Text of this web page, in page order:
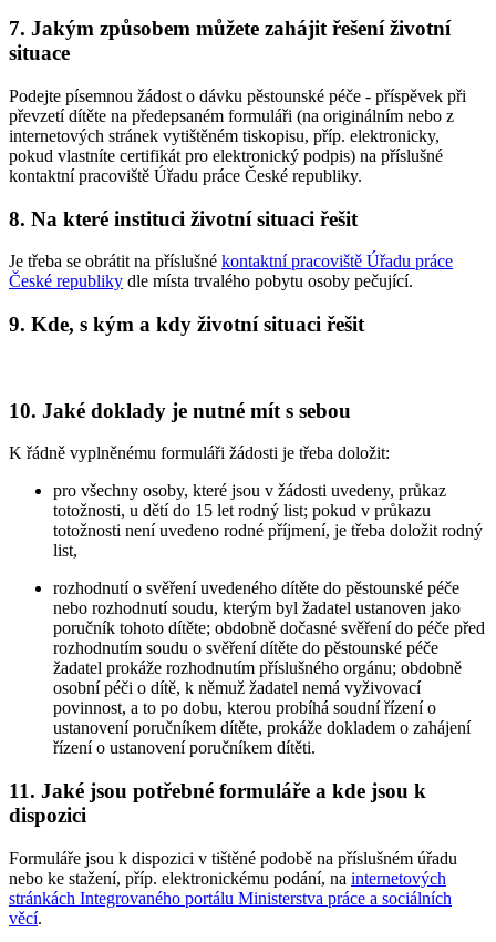
7. Jakým způsobem můžete zahájit řešení životní
situace
Podejte písemnou žádost o dávku pěstounské péče - příspěvek při
převzetí dítěte na předepsaném formuláři (na originálním nebo z
internetových stránek vytištěném tiskopisu, příp. elektronicky,
pokud vlastníte certifikát pro elektronický podpis) na příslušné
kontaktní pracoviště Úřadu práce České republiky.
8. Na které instituci životní situaci řešit
Je třeba se obrátit na příslušné kontaktní pracoviště Úřadu práce
České republiky dle místa trvalého pobytu osoby pečující.
9. Kde, s kým a kdy životní situaci řešit
10. Jaké doklady je nutné mít s sebou
K řádně vyplněnému formuláři žádosti je třeba doložit:
pro všechny osoby, které jsou v žádosti uvedeny, průkaz
totožnosti, u dětí do 15 let rodný list; pokud v průkazu
totožnosti není uvedeno rodné příjmení, je třeba doložit rodný
list,
rozhodnutí o svěření uvedeného dítěte do pěstounské péče
nebo rozhodnutí soudu, kterým byl žadatel ustanoven jako
poručník tohoto dítěte; obdobně dočasné svěření do péče před
rozhodnutím soudu o svěření dítěte do pěstounské péče
žadatel prokáže rozhodnutím příslušného orgánu; obdobně
osobní péči o dítě, k němuž žadatel nemá vyživovací
povinnost, a to po dobu, kterou probíhá soudní řízení o
ustanovení poručníkem dítěte, prokáže dokladem o zahájení
řízení o ustanovení poručníkem dítěti.
11. Jaké jsou potřebné formuláře a kde jsou k
dispozici
Formuláře jsou k dispozici v tištěné podobě na příslušném úřadu
nebo ke stažení, příp. elektronickému podání, na internetových
stránkách Integrovaného portálu Ministerstva práce a sociálních
věcí.